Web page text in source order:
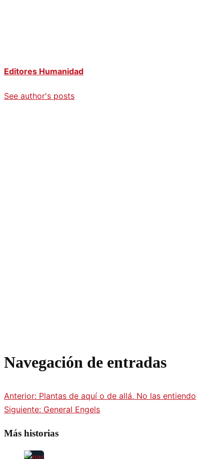
Editores Humanidad
See author's posts
Navegación de entradas
Anterior: Plantas de aquí o de allá. No las entiendo
Siguiente: General Engels
Más historias